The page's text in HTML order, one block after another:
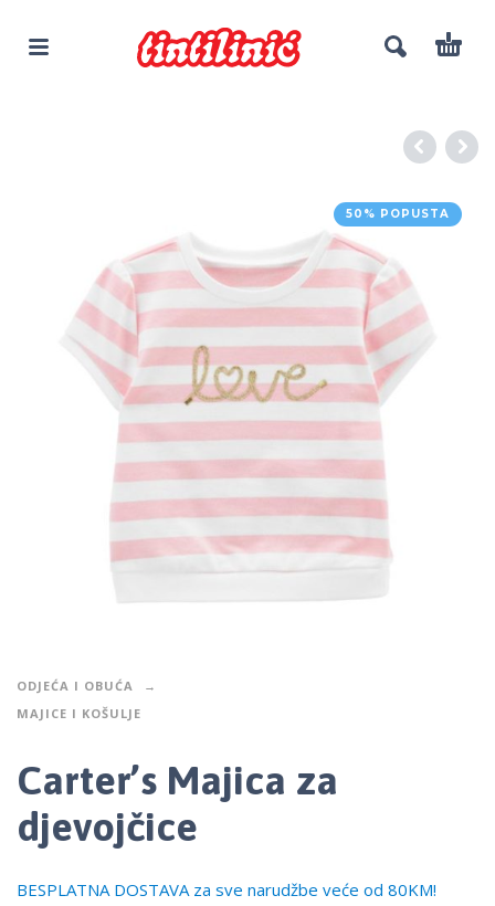
50% POPUSTA
ODJEĆA I OBUĆA
MAJICE I KOŠULJE
Carter’s Majica za
djevojčice
BESPLATNA DOSTAVA za sve narudžbe veće od 80KM!